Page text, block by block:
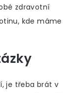
zdravotní
kde máme
je třeba brát v